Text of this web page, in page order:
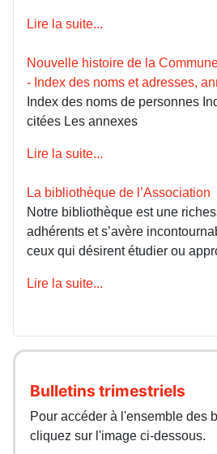
Lire la suite...
Nouvelle histoire de la
- Index des noms et adresses,
Index des noms de personnes
citées Les annexes
Lire la suite...
La bibliothèque de l’Association
Notre bibliothèque est une
adhérents et s’avère
ceux qui désirent étudier ou
Lire la suite...
Bulletins trimestriels
Pour accéder à l'ensemble des
cliquez sur l'image ci-dessous.